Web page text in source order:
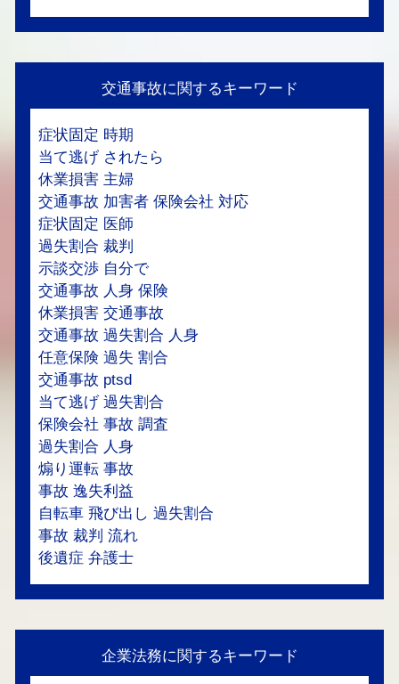
交通事故に関するキーワード
症状固定 時期
当て逃げ されたら
休業損害 主婦
交通事故 加害者 保険会社 対応
症状固定 医師
過失割合 裁判
示談交渉 自分で
交通事故 人身 保険
休業損害 交通事故
交通事故 過失割合 人身
任意保険 過失 割合
交通事故 ptsd
当て逃げ 過失割合
保険会社 事故 調査
過失割合 人身
煽り運転 事故
事故 逸失利益
自転車 飛び出し 過失割合
事故 裁判 流れ
後遺症 弁護士
企業法務に関するキーワード